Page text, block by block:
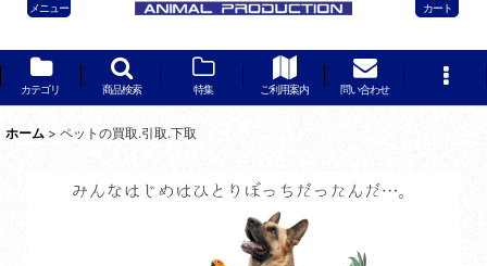
メニュー カート
カテゴリ 商品検索 特集 ご利用案内 問い合わせ
ホーム > ペットの買取.引取.下取